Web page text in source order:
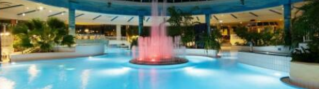
Auf der Karte anzeigen